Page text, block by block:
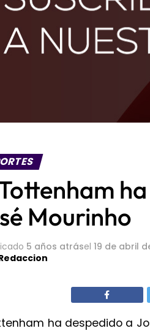
Mourinho
5 años atrásel 19 de abril
ha despedido a